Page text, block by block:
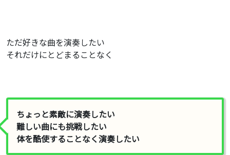
ただ好きな曲を演奏したい
それだけにとどまることなく
ちょっと素敵に演奏したい
難しい曲にも挑戦したい
体を酷使することなく演奏したい